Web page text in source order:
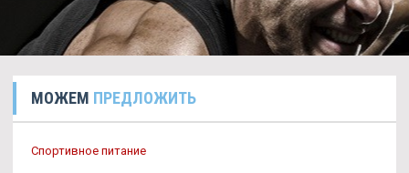
МОЖЕМ ПРЕДЛОЖИТЬ
Спортивное питание